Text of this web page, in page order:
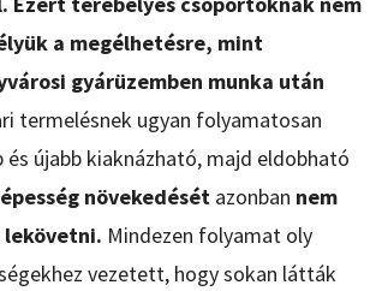
a megélhetésre, mint
gyárüzemben munka után
termelésnek ugyan folyamatosan
és újabb kiaknázható, majd eldobható
növekedését azonban nem
Mindezen folyamat oly
vezetett, hogy sokan látták